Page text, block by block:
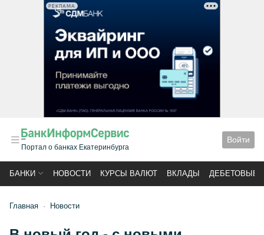
РЕКЛАМА
Портал о банках Екатеринбурга
Войти
БАНКИ НОВОСТИ КУРСЫ ВАЛЮТ ВКЛАДЫ ДЕБЕТОВЫЕ
Главная Новости